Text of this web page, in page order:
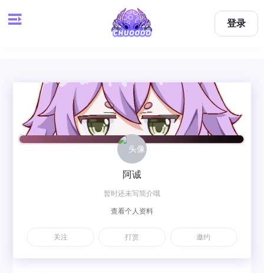
登录
阿诚
暂时还未写简介哦
查看个人资料
关注 打赏 邀约